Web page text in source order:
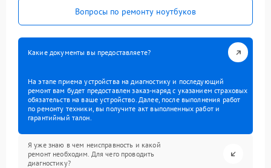
Вопросы по ремонту ноутбуков
Какие документы вы предоставляете?
На этапе приема устройства на диагностику и последующий
ремонт вам будет предоставлен заказ-наряд с указанием страховых
обязательств на ваше устройство. Далее, после выполнения работ
по ремонту техники, вы получите акт выполненных работ и
гарантийный талон.
Я уже знаю в чем неисправность и какой
ремонт необходим. Для чего проводить
диагностику?